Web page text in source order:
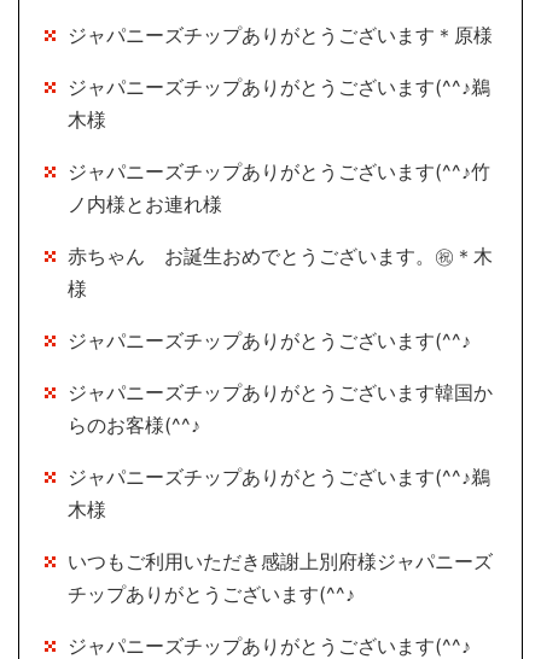
ジャパニーズチップありがとうございます＊原様
ジャパニーズチップありがとうございます(^^♪鵜
木様
ジャパニーズチップありがとうございます(^^♪竹
ノ内様とお連れ様
赤ちゃん お誕生おめでとうございます。㊗＊木
様
ジャパニーズチップありがとうございます(^^♪
ジャパニーズチップありがとうございます韓国か
らのお客様(^^♪
ジャパニーズチップありがとうございます(^^♪鵜
木様
いつもご利用いただき感謝上別府様ジャパニーズ
チップありがとうございます(^^♪
ジャパニーズチップありがとうございます(^^♪